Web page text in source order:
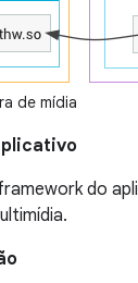
de mídia
do